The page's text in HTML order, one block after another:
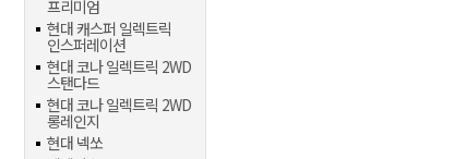
프리미엄
현대 캐스퍼 일렉트릭
인스퍼레이션
현대 코나 일렉트릭 2WD
스탠다드
현대 코나 일렉트릭 2WD
롱레인지
현대 넥쏘